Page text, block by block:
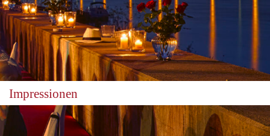
Impressionen